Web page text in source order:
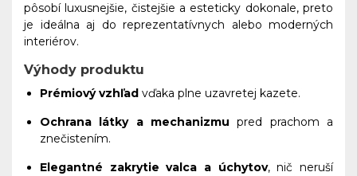
pôsobí luxusnejšie, čistejšie a esteticky dokonale, preto
je ideálna aj do reprezentatívnych alebo moderných
interiérov.
Výhody produktu
Prémiový vzhľad vďaka plne uzavretej kazete.
Ochrana látky a mechanizmu pred prachom a
znečistením.
Elegantné zakrytie valca a úchytov, nič neruší